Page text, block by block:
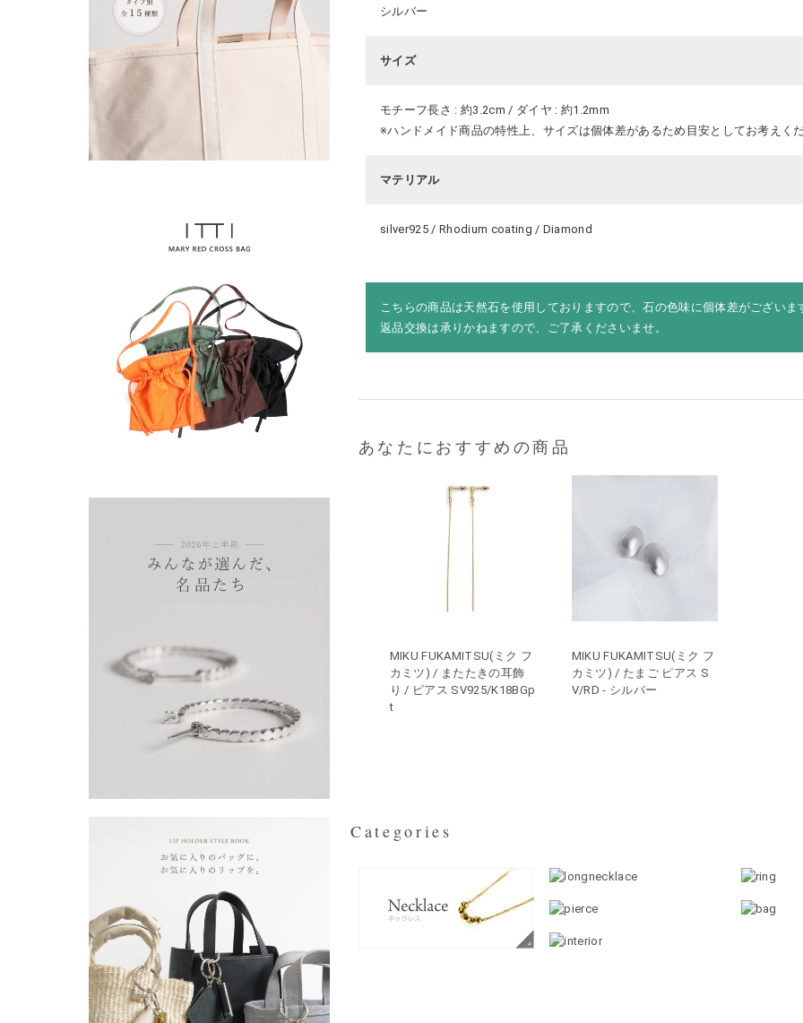
シルバー
サイズ
モチーフ長さ : 約3.2cm / ダイヤ : 約1.2mm
※ハンドメイド商品の特性上、サイズは個体差があるため目安としてお考えく
マテリアル
silver925 / Rhodium coating / Diamond
こちらの商品は天然石を使用しておりますので、石の色味に個体差がございま
返品交換は承りかねますので、ご了承くださいませ。
あなたにおすすめの商品
MIKU FUKAMITSU(ミク フ
カミツ) / またたきの耳飾
り / ピアス SV925/K18BGp
t
MIKU FUKAMITSU(ミク フ
カミツ) / たまご ピアス S
V/RD - シルバー
Categories